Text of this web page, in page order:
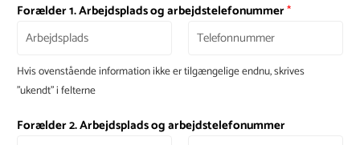
Forælder 1. Arbejdsplads og arbejdstelefonummer*
Hvis ovenstående information ikke er tilgængelige endnu, skrives
"ukendt" i felterne
Forælder 2. Arbejdsplads og arbejdstelefonummer